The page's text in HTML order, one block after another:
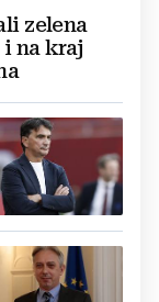
zelena
na kraj